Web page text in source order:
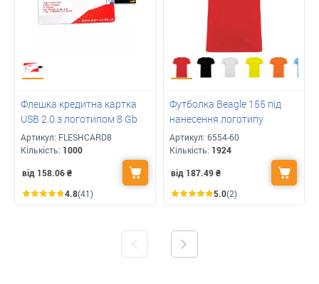
Флешка кредитна картка
USB 2.0 з логотипом 8 Gb
Артикул: FLESHCARD8
Кількість: 1000
від 158.06₴
4.8(41)
Футболка Beagle 155 під
нанесення логотипу
Артикул: 6554-60
Кількість: 1924
від 187.49₴
5.0(2)